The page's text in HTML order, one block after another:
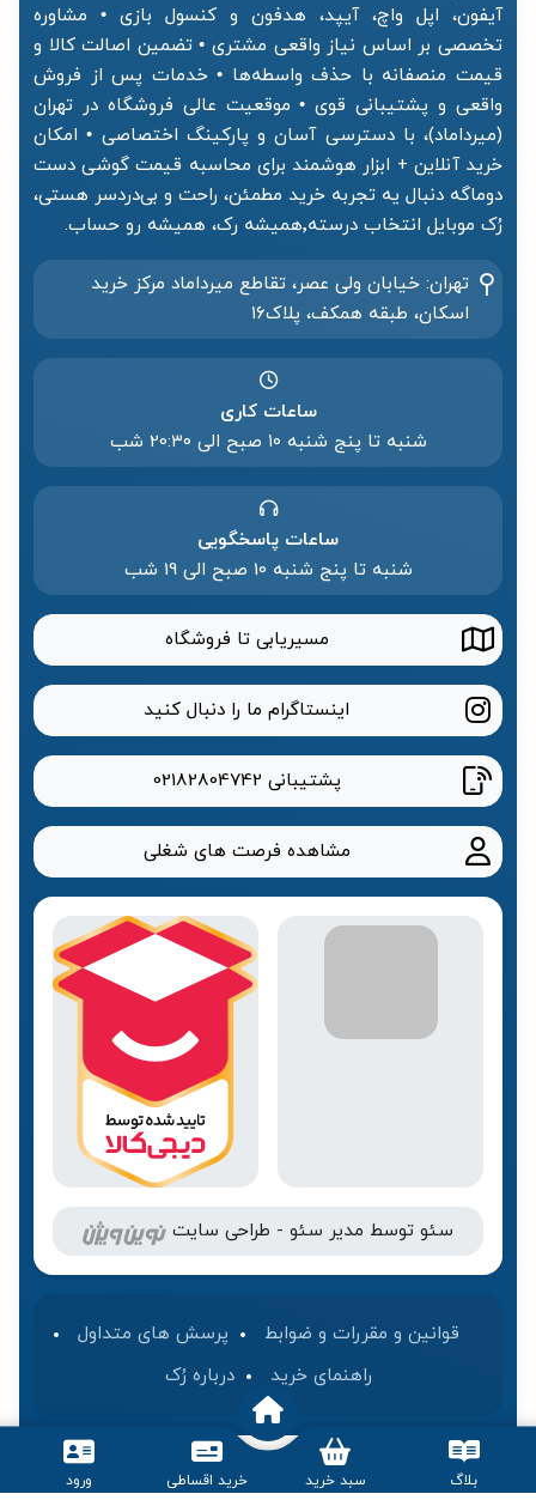
بلاگ سبد خرید خرید اقساطی ورود
آیفون، اپل واچ، آیپد، هدفون و کنسول بازی • مشاوره
تخصصی بر اساس نیاز واقعی مشتری • تضمین اصالت کالا و
قیمت منصفانه با حذف واسطه‌ها • خدمات پس از فروش
واقعی و پشتیبانی قوی • موقعیت عالی فروشگاه در تهران
(میرداماد)، با دسترسی آسان و پارکینگ اختصاصی • امکان
خرید آنلاین + ابزار هوشمند برای محاسبه قیمت گوشی دست
دوماگه دنبال یه تجربه خرید مطمئن، راحت و بی‌دردسر هستی،
رُک موبایل انتخاب درسته٬همیشه رک، همیشه رو حساب.
تهران: خیابان ولی عصر، تقاطع میرداماد مرکز خرید‌
اسکان، طبقه همکف، پلاک۱۶
ساعات کاری
شنبه تا پنج شنبه ۱۰ صبح الی 20:۳۰ شب
ساعات پاسخگویی
شنبه تا پنج شنبه 10 صبح الی 19 شب
مسیریابی تا فروشگاه
اینستاگرام ما را دنبال کنید
پشتیبانی 02182804742
مشاهده فرصت های شغلی
سئو توسط مدیر سئو - طراحی سایت
قوانین و مقررات و ضوابط
پرسش های متداول
راهنمای خرید
درباره رُک‌